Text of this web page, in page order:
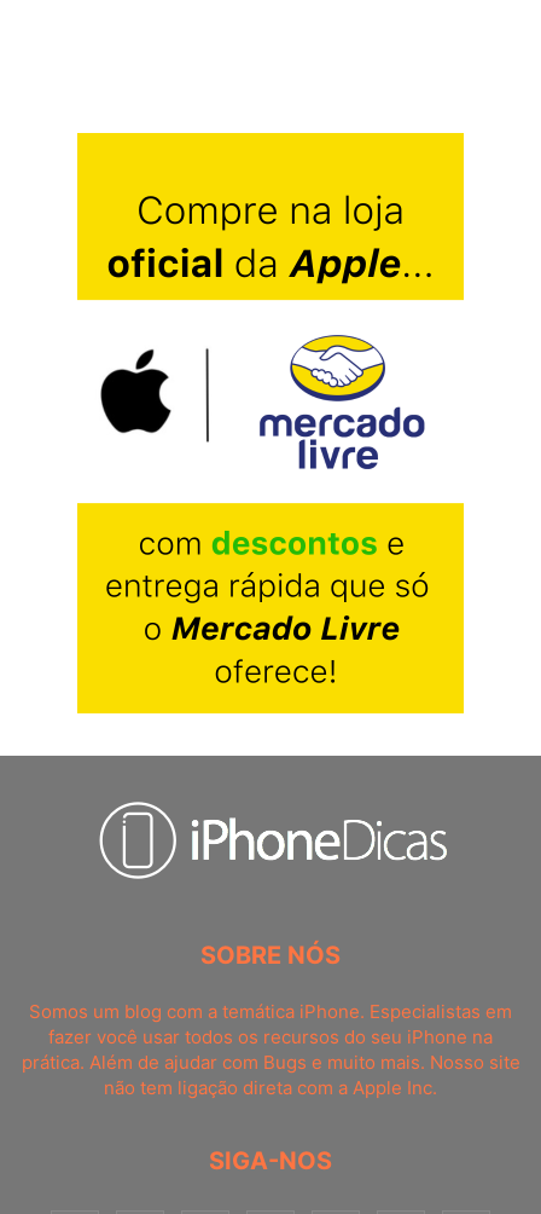
SOBRE NÓS
Somos um blog com a temática iPhone. Especialistas em
fazer você usar todos os recursos do seu iPhone na
prática. Além de ajudar com Bugs e muito mais. Nosso site
não tem ligação direta com a Apple Inc.
SIGA-NOS